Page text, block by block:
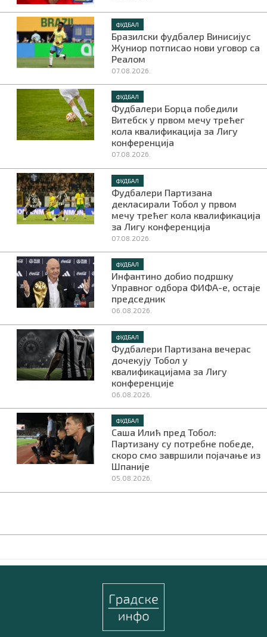
ФУДБАЛ
Бразилски фудбалер Винисијус
Жуниор потписао нови уговор са
Реалом
07.08.2026.
ФУДБАЛ
Фудбалери Борца победили
Витебск у првом мечу трећег
кола квалификација за Лигу
конференција
07.08.2026.
ФУДБАЛ
Фудбалери Партизана
декласирали Тобол у првом
мечу трећег кола квалификација
за Лигу конференција
07.08.2026.
ФУДБАЛ
Инфантино добио подршку
Управног одбора ФИФА-е, остаје
председник
06.08.2026.
ФУДБАЛ
Фудбалери Партизана вечерас
дочекују Тобол у
квалификацијама за Лигу
конференције
06.08.2026.
ФУДБАЛ
Саша Илић пред Тобол:
Партизану су потребне победе,
скоро смо завршили појачање из
Шпаније
05.08.2026.